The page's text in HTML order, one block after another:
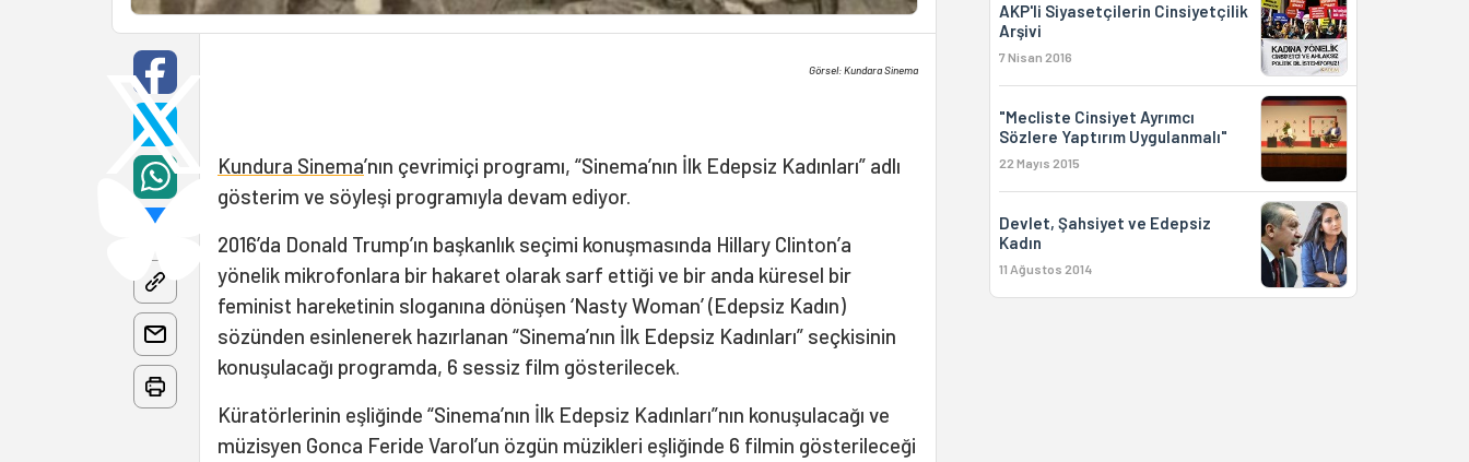
Görsel: Kundara Sinema
Kundura Sinema’nın çevrimiçi programı, “Sinema’nın İlk Edepsiz Kadınları” adlı
gösterim ve söyleşi programıyla devam ediyor.
2016’da Donald Trump’ın başkanlık seçimi konuşmasında Hillary Clinton’a
yönelik mikrofonlara bir hakaret olarak sarf ettiği ve bir anda küresel bir
feminist hareketinin sloganına dönüşen ‘Nasty Woman’ (Edepsiz Kadın)
sözünden esinlenerek hazırlanan “Sinema’nın İlk Edepsiz Kadınları” seçkisinin
konuşulacağı programda, 6 sessiz film gösterilecek.
Küratörlerinin eşliğinde “Sinema’nın İlk Edepsiz Kadınları”nın konuşulacağı ve
müzisyen Gonca Feride Varol’un özgün müzikleri eşliğinde 6 filmin gösterileceği
AKP'li Siyasetçilerin Cinsiyetçilik
Arşivi
7 Nisan 2016
"Mecliste Cinsiyet Ayrımcı
Sözlere Yaptırım Uygulanmalı"
22 Mayıs 2015
Devlet, Şahsiyet ve Edepsiz
Kadın
11 Ağustos 2014